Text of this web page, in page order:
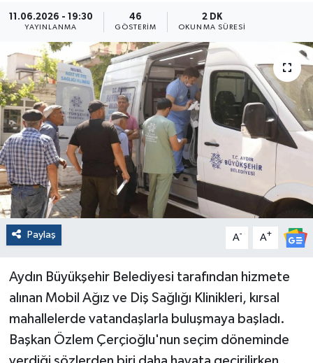
11.06.2026 - 19:30
YAYINLANMA
46
GÖSTERIM
2 DK
OKUNMA SÜRESI
Paylaş A- A+
Aydın Büyükşehir Belediyesi tarafından hizmete
alınan Mobil Ağız ve Diş Sağlığı Klinikleri, kırsal
mahallelerde vatandaşlarla buluşmaya başladı.
Başkan Özlem Çerçioğlu'nun seçim döneminde
Haber Arşivi